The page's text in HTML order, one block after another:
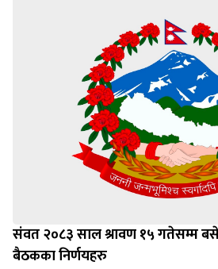
संवत २०८३ साल श्रावण १५ गतेसम्म
बैठकका निर्णयहरु